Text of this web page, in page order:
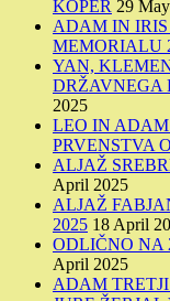
KOPER 29
ADAM IN IRIS
MEMORIALU
YAN,
DRŽAVNEGA
2025
LEO IN
PRVENSTVA
ALJAŽ
April 2025
ALJAŽ
2025 18 April
ODLIČNO NA
April 2025
ADAM